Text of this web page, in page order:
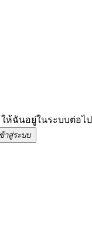
ให้ฉันอยู่ในระบบต่อไป
าสู่ระบบ